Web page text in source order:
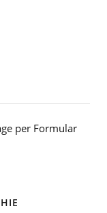
per Formular